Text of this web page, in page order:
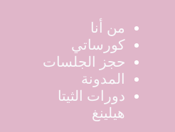
من أنا
كورساتي
حجز الجلسات
المدونة
دورات الثيتا
هيلينغ